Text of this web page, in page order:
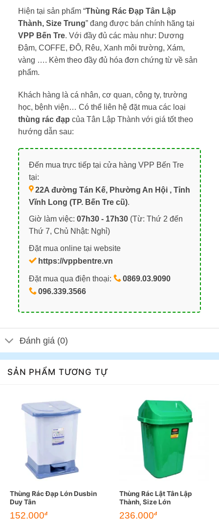
Hiện tại sản phẩm “Thùng Rác Đạp Tân Lập
Thành, Size Trung” đang được bán chính hãng tại
VPP Bến Tre. Với đầy đủ các màu như: Dương
Đậm, COFFE, ĐÔ, Rêu, Xanh môi trường, Xám,
vàng …. Kèm theo đầy đủ hóa đơn chứng từ về sản
phẩm.
Khách hàng là cá nhân, cơ quan, công ty, trường
học, bệnh viện… Có thể liên hệ đặt mua các loại
thùng rác đạp của Tân Lập Thành với giá tốt theo
hướng dẫn sau:
Đến mua trực tiếp tại cửa hàng VPP Bến Tre
tại:
22A đường Tán Kế, Phường An Hội , Tỉnh
Vĩnh Long (TP. Bến Tre cũ).
Giờ làm việc: 07h30 - 17h30(Từ: Thứ 2 đến
Thứ 7, Chủ Nhật: Nghỉ)
Đặt mua online tại website
https://vppbentre.vn
Đặt mua qua điện thoại:
0869.03.9090
096.339.3566
Đánh giá (0)
SẢN PHẨM TƯƠNG TỰ
Thùng Rác Đạp Lớn Dusbin
Duy Tân
152.000đ
Thùng Rác Lật Tân Lập
Thành, Size Lớn
236.000đ